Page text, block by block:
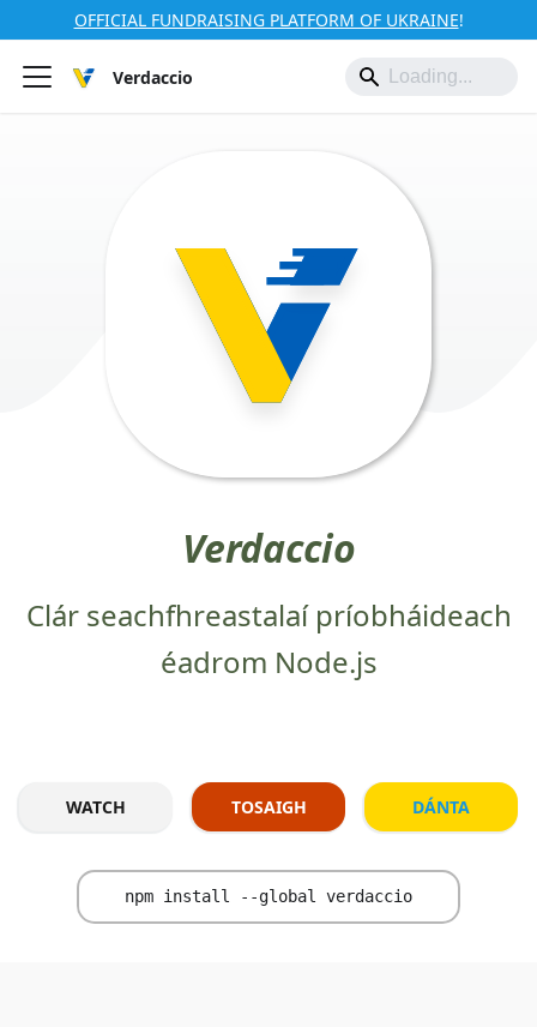
OFFICIAL FUNDRAISING PLATFORM OF UKRAINE!
Verdaccio
Verdaccio
Clár seachfhreastalaí príobháideach
éadrom Node.js
WATCH TOSAIGH DÁNTA
npm install --global verdaccio